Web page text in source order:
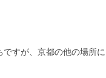
すが、京都の他の場所に